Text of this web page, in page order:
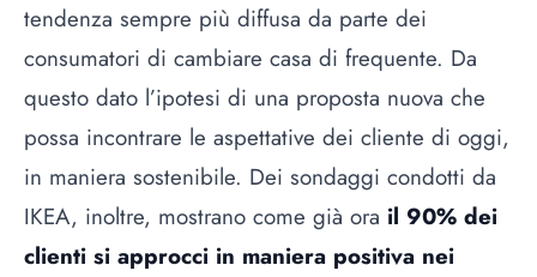
tendenza sempre più diffusa da parte dei
consumatori di cambiare casa di frequente. Da
questo dato l’ipotesi di una proposta nuova che
possa incontrare le aspettative dei cliente di oggi,
in maniera sostenibile. Dei sondaggi condotti da
IKEA, inoltre, mostrano come già ora il 90% dei
clienti si approcci in maniera positiva nei